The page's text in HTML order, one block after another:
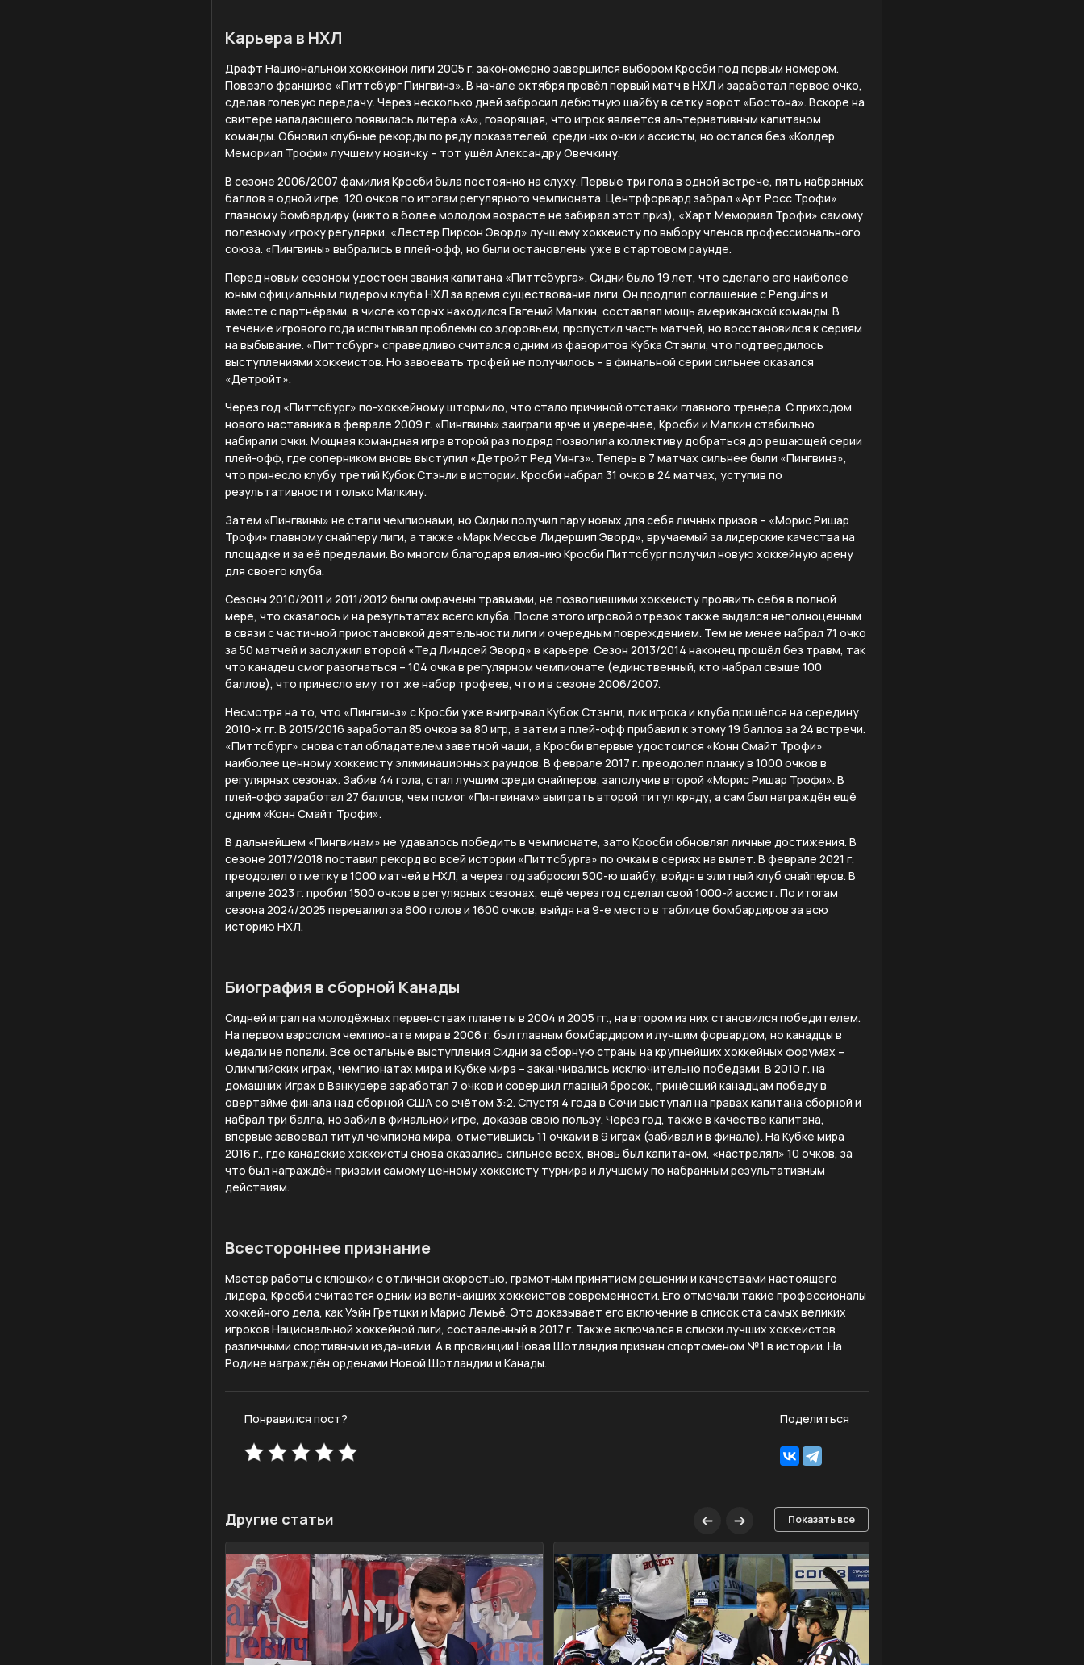
Карьера в НХЛ
Драфт Национальной хоккейной лиги 2005 г. закономерно завершился выбором Кросби под первым номером.
Повезло франшизе «Питтсбург Пингвинз». В начале октября провёл первый матч в НХЛ и заработал первое очко,
сделав голевую передачу. Через несколько дней забросил дебютную шайбу в сетку ворот «Бостона». Вскоре на
свитере нападающего появилась литера «А», говорящая, что игрок является альтернативным капитаном
команды. Обновил клубные рекорды по ряду показателей, среди них очки и ассисты, но остался без «Колдер
Мемориал Трофи» лучшему новичку – тот ушёл Александру Овечкину.
В сезоне 2006/2007 фамилия Кросби была постоянно на слуху. Первые три гола в одной встрече, пять набранных
баллов в одной игре, 120 очков по итогам регулярного чемпионата. Центрфорвард забрал «Арт Росс Трофи»
главному бомбардиру (никто в более молодом возрасте не забирал этот приз), «Харт Мемориал Трофи» самому
полезному игроку регулярки, «Лестер Пирсон Эворд» лучшему хоккеисту по выбору членов профессионального
союза. «Пингвины» выбрались в плей-офф, но были остановлены уже в стартовом раунде.
Перед новым сезоном удостоен звания капитана «Питтсбурга». Сидни было 19 лет, что сделало его наиболее
юным официальным лидером клуба НХЛ за время существования лиги. Он продлил соглашение с Penguins и
вместе с партнёрами, в числе которых находился Евгений Малкин, составлял мощь американской команды. В
течение игрового года испытывал проблемы со здоровьем, пропустил часть матчей, но восстановился к сериям
на выбывание. «Питтсбург» справедливо считался одним из фаворитов Кубка Стэнли, что подтвердилось
выступлениями хоккеистов. Но завоевать трофей не получилось – в финальной серии сильнее оказался
«Детройт».
Через год «Питтсбург» по-хоккейному штормило, что стало причиной отставки главного тренера. С приходом
нового наставника в феврале 2009 г. «Пингвины» заиграли ярче и увереннее, Кросби и Малкин стабильно
набирали очки. Мощная командная игра второй раз подряд позволила коллективу добраться до решающей серии
плей-офф, где соперником вновь выступил «Детройт Ред Уингз». Теперь в 7 матчах сильнее были «Пингвинз»,
что принесло клубу третий Кубок Стэнли в истории. Кросби набрал 31 очко в 24 матчах, уступив по
результативности только Малкину.
Затем «Пингвины» не стали чемпионами, но Сидни получил пару новых для себя личных призов – «Морис Ришар
Трофи» главному снайперу лиги, а также «Марк Мессье Лидершип Эворд», вручаемый за лидерские качества на
площадке и за её пределами. Во многом благодаря влиянию Кросби Питтсбург получил новую хоккейную арену
для своего клуба.
Сезоны 2010/2011 и 2011/2012 были омрачены травмами, не позволившими хоккеисту проявить себя в полной
мере, что сказалось и на результатах всего клуба. После этого игровой отрезок также выдался неполноценным
в связи с частичной приостановкой деятельности лиги и очередным повреждением. Тем не менее набрал 71 очко
за 50 матчей и заслужил второй «Тед Линдсей Эворд» в карьере. Сезон 2013/2014 наконец прошёл без травм, так
что канадец смог разогнаться – 104 очка в регулярном чемпионате (единственный, кто набрал свыше 100
баллов), что принесло ему тот же набор трофеев, что и в сезоне 2006/2007.
Несмотря на то, что «Пингвинз» с Кросби уже выигрывал Кубок Стэнли, пик игрока и клуба пришёлся на середину
2010-х гг. В 2015/2016 заработал 85 очков за 80 игр, а затем в плей-офф прибавил к этому 19 баллов за 24 встречи.
«Питтсбург» снова стал обладателем заветной чаши, а Кросби впервые удостоился «Конн Смайт Трофи»
наиболее ценному хоккеисту элиминационных раундов. В феврале 2017 г. преодолел планку в 1000 очков в
регулярных сезонах. Забив 44 гола, стал лучшим среди снайперов, заполучив второй «Морис Ришар Трофи». В
плей-офф заработал 27 баллов, чем помог «Пингвинам» выиграть второй титул кряду, а сам был награждён ещё
одним «Конн Смайт Трофи».
В дальнейшем «Пингвинам» не удавалось победить в чемпионате, зато Кросби обновлял личные достижения. В
сезоне 2017/2018 поставил рекорд во всей истории «Питтсбурга» по очкам в сериях на вылет. В феврале 2021 г.
преодолел отметку в 1000 матчей в НХЛ, а через год забросил 500-ю шайбу, войдя в элитный клуб снайперов. В
апреле 2023 г. пробил 1500 очков в регулярных сезонах, ещё через год сделал свой 1000-й ассист. По итогам
сезона 2024/2025 перевалил за 600 голов и 1600 очков, выйдя на 9-е место в таблице бомбардиров за всю
историю НХЛ.
Биография в сборной Канады
Сидней играл на молодёжных первенствах планеты в 2004 и 2005 гг., на втором из них становился победителем.
На первом взрослом чемпионате мира в 2006 г. был главным бомбардиром и лучшим форвардом, но канадцы в
медали не попали. Все остальные выступления Сидни за сборную страны на крупнейших хоккейных форумах –
Олимпийских играх, чемпионатах мира и Кубке мира – заканчивались исключительно победами. В 2010 г. на
домашних Играх в Ванкувере заработал 7 очков и совершил главный бросок, принёсший канадцам победу в
овертайме финала над сборной США со счётом 3:2. Спустя 4 года в Сочи выступал на правах капитана сборной и
набрал три балла, но забил в финальной игре, доказав свою пользу. Через год, также в качестве капитана,
впервые завоевал титул чемпиона мира, отметившись 11 очками в 9 играх (забивал и в финале). На Кубке мира
2016 г., где канадские хоккеисты снова оказались сильнее всех, вновь был капитаном, «настрелял» 10 очков, за
что был награждён призами самому ценному хоккеисту турнира и лучшему по набранным результативным
действиям.
Всестороннее признание
Мастер работы с клюшкой с отличной скоростью, грамотным принятием решений и качествами настоящего
лидера, Кросби считается одним из величайших хоккеистов современности. Его отмечали такие профессионалы
хоккейного дела, как Уэйн Гретцки и Марио Лемьё. Это доказывает его включение в список ста самых великих
игроков Национальной хоккейной лиги, составленный в 2017 г. Также включался в списки лучших хоккеистов
различными спортивными изданиями. А в провинции Новая Шотландия признан спортсменом №1 в истории. На
Родине награждён орденами Новой Шотландии и Канады.
Понравился пост? Поделиться
Другие статьи Показать все